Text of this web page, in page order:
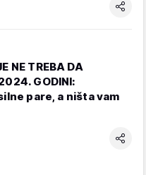
NE TREBA DA
GODINI:
pare, a ništa vam